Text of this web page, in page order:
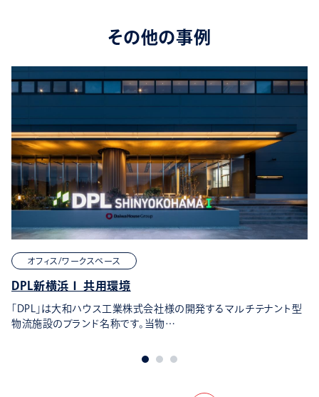
その他の事例
オフィス/ワークスペース
DPL新横浜Ⅰ 共用環境
「DPL」は大和ハウス工業株式会社様の開発するマルチテナント型
物流施設のブランド名称です。当物…